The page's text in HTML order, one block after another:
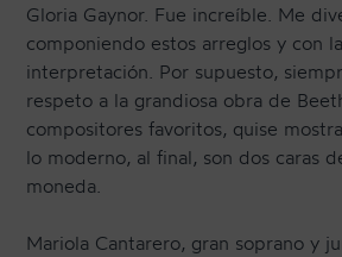
Gloria Gaynor. Fue increíble. Me
componiendo estos arreglos y con
interpretación. Por supuesto,
respeto a la grandiosa obra de
compositores favoritos, quise
lo moderno, al final, son dos caras
moneda.
Mariola Cantarero, gran soprano y